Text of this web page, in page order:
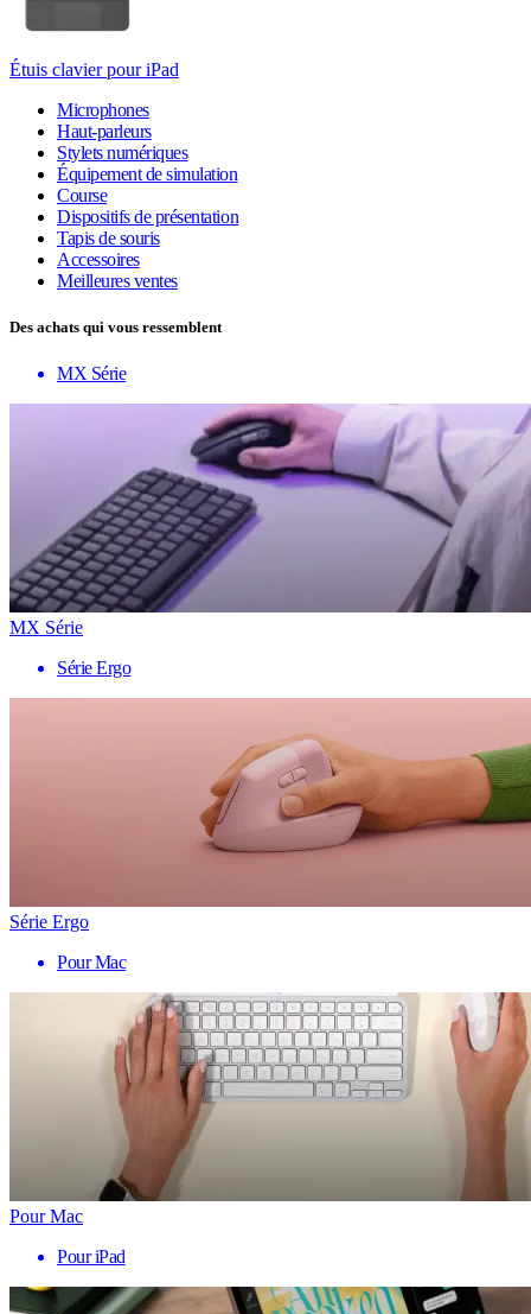
Étuis clavier pour iPad
Microphones
Haut-parleurs
Stylets numériques
Équipement de simulation
Course
Dispositifs de présentation
Tapis de souris
Accessoires
Meilleures ventes
Des achats qui vous ressemblent
MX Série
MX Série
Série Ergo
Série Ergo
Pour Mac
Pour Mac
Pour iPad